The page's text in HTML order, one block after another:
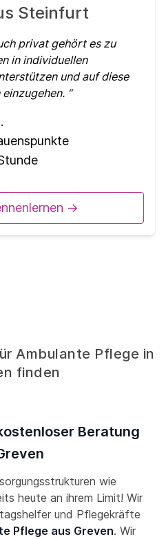
Steinfurt
privat gehört es zu
in individuellen
und auf diese
->
Ambulante Pflege in
finden
Beratung
wie
heute an ihrem Limit! Wir
und Pflegekräfte
Pflege aus Greven. Wir